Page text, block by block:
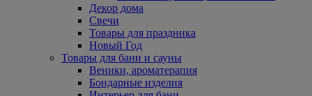
Декор дома
Свечи
Товары для праздника
Новый Год
Товары для бани и сауны
Веники, ароматерапия
Бондарные изделия